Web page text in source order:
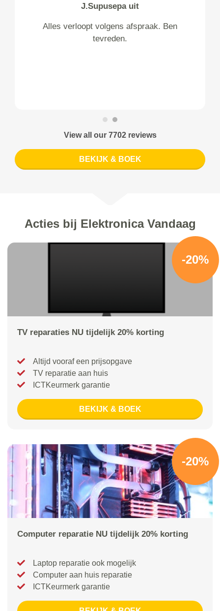
J.Supusepa uit
Alles verloopt volgens afspraak. Ben
tevreden.
View all our 7702 reviews
BEKIJK & BOEK
Acties bij Elektronica Vandaag
-20%
TV reparaties NU tijdelijk 20% korting
Altijd vooraf een prijsopgave
TV reparatie aan huis
ICTKeurmerk garantie
BEKIJK & BOEK
-20%
Computer reparatie NU tijdelijk 20% korting
Laptop reparatie ook mogelijk
Computer aan huis reparatie
ICTKeurmerk garantie